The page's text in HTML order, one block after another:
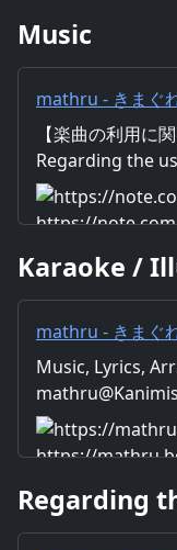
Music
mathru - きまぐ
feat. 初音ミク -
Format feat.
mathru
【楽曲の利用に
Regarding the
https://
c 【歌詞 / Lyrics
Arrange：
ォーマット 私は
の季節に花開くよ
ップの球根を植え
方なんてわからな
ず水でもあげてみ
せるの 雑誌のや
を演出してみる
https://note.com
Karaoke /
mathru - きまぐ
feat. 初音ミク -
Format feat.
mathruねっと -
Music, Lyrics,
https://
Regarding